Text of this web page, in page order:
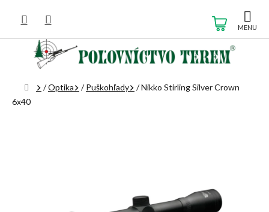
obsah
KOŠÍK
Domov
/Optika / Puškohľady /Nikko Stirling Silver Crown
6x40